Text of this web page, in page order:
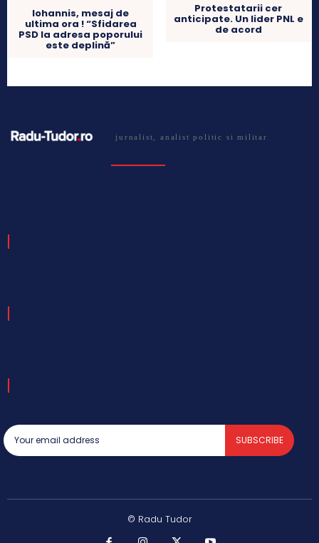
Iohannis, mesaj de
ultima ora ! “Sfidarea
PSD la adresa poporului
este deplină”
Protestatarii cer
anticipate. Un lider PNL e
de acord
jurnalist, analist politic si militar
SUBSCRIBE
© Radu Tudor